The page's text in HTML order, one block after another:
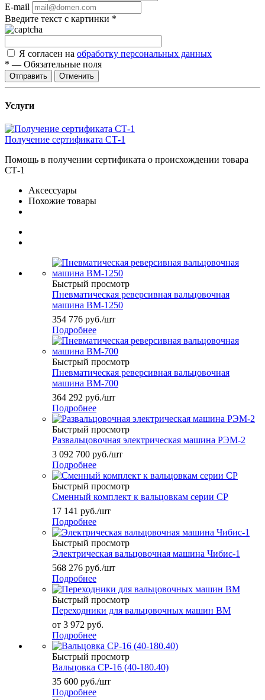
E-mail
Введите текст с картинки *
Я согласен на обработку персональных данных
* — Обязательные поля
Отправить Отменить
Услуги
Получение сертификата СТ-1
Помощь в получении сертификата о происхождении товара
СТ-1
Аксессуары
Похожие товары
Быстрый просмотр
Пневматическая реверсивная вальцовочная
машина ВМ-1250
354 776 руб./шт
Подробнее
Быстрый просмотр
Пневматическая реверсивная вальцовочная
машина ВМ-700
364 292 руб./шт
Подробнее
Быстрый просмотр
Развальцовочная электрическая машина РЭМ-2
3 092 700 руб./шт
Подробнее
Быстрый просмотр
Сменный комплект к вальцовкам серии СР
17 141 руб./шт
Подробнее
Быстрый просмотр
Электрическая вальцовочная машина Чибис-1
568 276 руб./шт
Подробнее
Быстрый просмотр
Переходники для вальцовочных машин ВМ
от 3 972 руб.
Подробнее
Быстрый просмотр
Вальцовка СР-16 (40-180.40)
35 600 руб./шт
Подробнее